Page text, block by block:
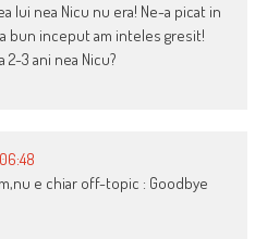
lui nea Nicu nu era! Ne-a picat in
bun inceput am inteles gresit!
2-3 ani nea Nicu?
e chiar off-topic : Goodbye